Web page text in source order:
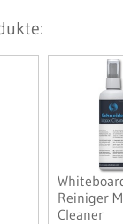
Reiniger
Cleaner